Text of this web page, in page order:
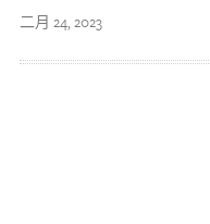
二月 24, 2023